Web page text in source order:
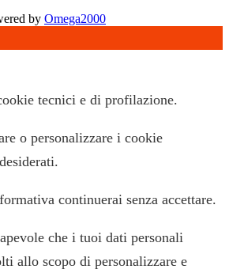
by Omega2000
tecnici e di profilazione.
o personalizzare i cookie
continuerai senza accettare.
che i tuoi dati personali
allo scopo di personalizzare e